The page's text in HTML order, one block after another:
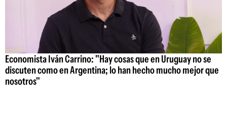
Economista Iván Carrino: "Hay cosas que en Uruguay no se
discuten como en Argentina; lo han hecho mucho mejor que
nosotros"